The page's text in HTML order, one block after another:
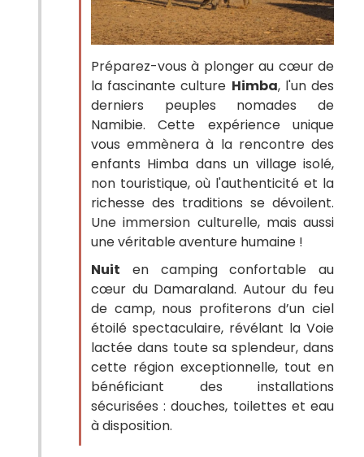
Préparez-vous à plonger au cœur de
la fascinante culture Himba, l'un des
derniers peuples nomades de
Namibie. Cette expérience unique
vous emmènera à la rencontre des
enfants Himba dans un village isolé,
non touristique, où l'authenticité et la
richesse des traditions se dévoilent.
Une immersion culturelle, mais aussi
une véritable aventure humaine !
Nuit en camping confortable au
cœur du Damaraland. Autour du feu
de camp, nous profiterons d’un ciel
étoilé spectaculaire, révélant la Voie
lactée dans toute sa splendeur, dans
cette région exceptionnelle, tout en
bénéficiant des installations
sécurisées : douches, toilettes et eau
à disposition.